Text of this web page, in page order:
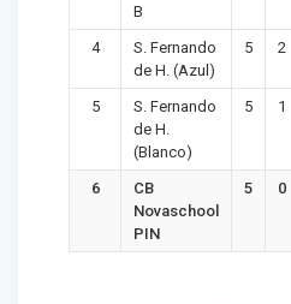
B
4
S. Fernando
de H. (Azul)
5 2
5
S. Fernando
de H.
(Blanco)
5 1
6
CB
Novaschool
PIN
5 0